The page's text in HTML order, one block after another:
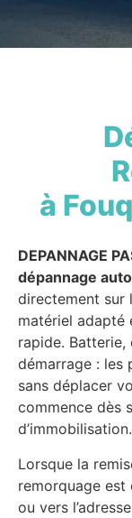
à
DEPANNAGE
dépannage auto
directement sur
matériel adapté
rapide.
démarrage : les
sans déplacer
commence dès
d’immobilisation.
Lorsque la
remorquage est
ou vers